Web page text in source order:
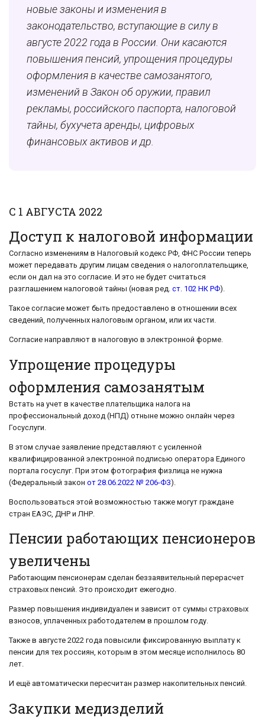
новые законы и изменения в
законодательство, вступающие в силу в
августе 2022 года в России. Они касаются
повышения пенсий, упрощения процедуры
оформления в качестве самозанятого,
изменений в Закон об оружии, правил
рекламы, российского паспорта, налоговой
тайны, бухучета аренды, цифровых
финансовых активов и др.
С 1 АВГУСТА 2022
Доступ к налоговой информации
Согласно изменениям в Налоговый кодекс РФ, ФНС России теперь
может передавать другим лицам сведения о налогоплательщике,
если он дал на это согласие. И это не будет считаться
разглашением налоговой тайны (новая ред. ст. 102 НК РФ).
Такое согласие может быть предоставлено в отношении всех
сведений, полученных налоговым органом, или их части.
Согласие направляют в налоговую в электронной форме.
Упрощение процедуры
оформления самозанятым
Встать на учет в качестве плательщика налога на
профессиональный доход (НПД) отныне можно онлайн через
Госуслуги.
В этом случае заявление представляют с усиленной
квалифицированной электронной подписью оператора Единого
портала госуслуг. При этом фотография физлица не нужна
(Федеральный закон от 28.06.2022 № 206-ФЗ).
Воспользоваться этой возможностью также могут граждане
стран ЕАЭС, ДНР и ЛНР.
Пенсии работающих пенсионеров
увеличены
Работающим пенсионерам сделан беззаявительный перерасчет
страховых пенсий. Это происходит ежегодно.
Размер повышения индивидуален и зависит от суммы страховых
взносов, уплаченных работодателем в прошлом году.
Также в августе 2022 года повысили фиксированную выплату к
пенсии для тех россиян, которым в этом месяце исполнилось 80
лет.
И ещё автоматически пересчитан размер накопительных пенсий.
Закупки медизделий